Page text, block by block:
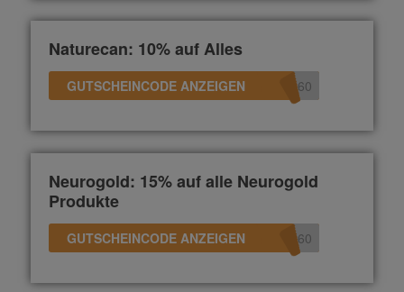
Naturecan: 10% auf Alles
GUTSCHEINCODE ANZEIGEN 360
Neurogold: 15% auf alle Neurogold
Produkte
GUTSCHEINCODE ANZEIGEN 360